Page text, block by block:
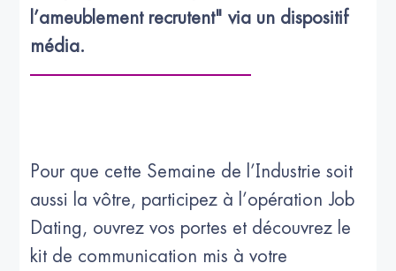
l’ameublement recrutent" via un dispositif
média.
Pour que cette Semaine de l’Industrie soit
aussi la vôtre, participez à l’opération Job
Dating, ouvrez vos portes et découvrez le
kit de communication mis à votre